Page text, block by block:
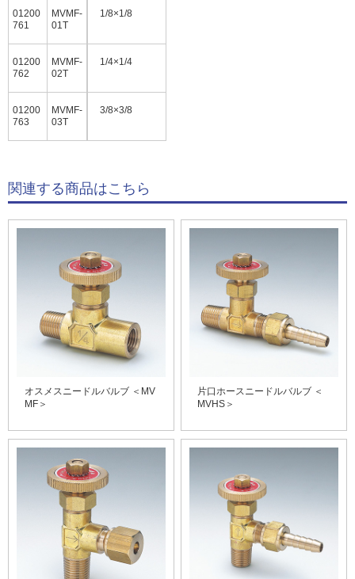
01200
761
MVMF-
01T
01200
762
MVMF-
02T
01200
763
MVMF-
03T
1/8×1/8
1/4×1/4
3/8×3/8
関連する商品はこちら
オスメスニードルバルブ ＜MV
MF＞
片口ホースニードルバルブ ＜
MVHS＞